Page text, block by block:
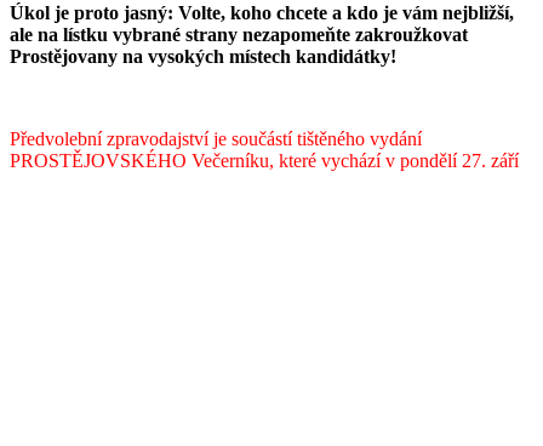
Úkol je proto jasný: Volte, koho chcete a kdo je vám nejbližší,
ale na lístku vybrané strany nezapomeňte zakroužkovat
Prostějovany na vysokých místech kandidátky!
Předvolební zpravodajství je součástí tištěného vydání
PROSTĚJOVSKÉHO Večerníku, které vychází v pondělí 27. září